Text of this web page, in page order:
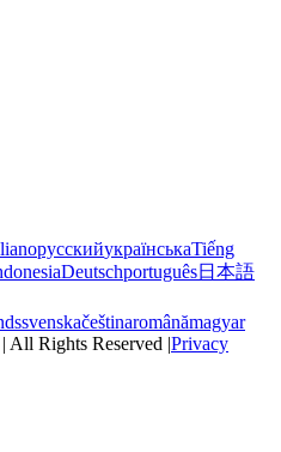
русскийукраїнськаTiếng
Deutschportuguês日本語
svenskačeštinaromânămagyar
All Rights Reserved |Privacy